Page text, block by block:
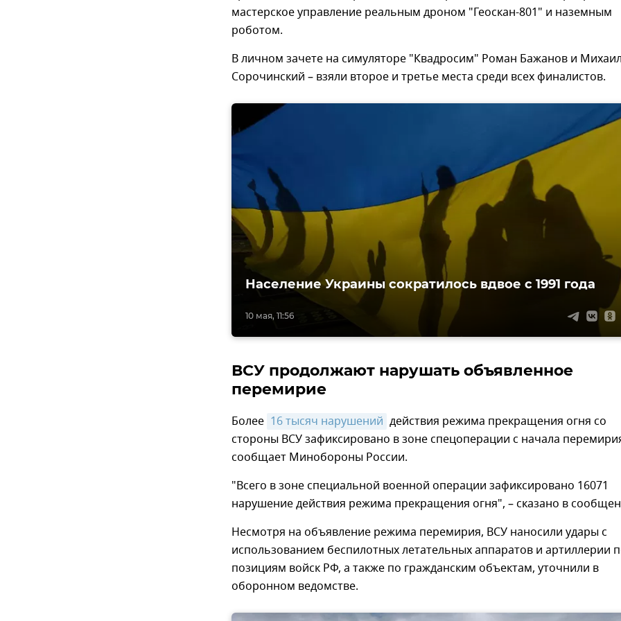
мастерское управление реальным дроном "Геоскан-801" и наземным
роботом.
В личном зачете на симуляторе "Квадросим" Роман Бажанов и
Сорочинский – взяли второе и третье места среди всех финалистов.
10 мая, 11:56
Население Украины сократилось вдвое с 1991 года
ВСУ продолжают нарушать объявленное
перемирие
Более 16 тысяч нарушений действия режима прекращения огня со
стороны ВСУ зафиксировано в зоне спецоперации с начала
сообщает Минобороны России.
"Всего в зоне специальной военной операции зафиксировано 16071
нарушение действия режима прекращения огня", – сказано в
Несмотря на объявление режима перемирия, ВСУ наносили удары с
использованием беспилотных летательных аппаратов и артиллерии
позициям войск РФ, а также по гражданским объектам, уточнили в
оборонном ведомстве.